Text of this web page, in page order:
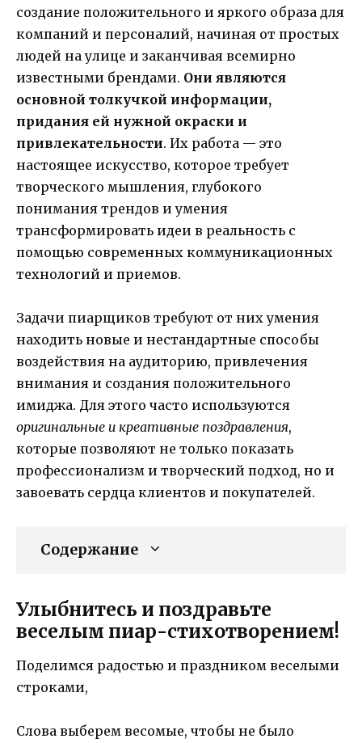
создание положительного и яркого образа для
компаний и персоналий, начиная от простых
людей на улице и заканчивая всемирно
известными брендами. Они являются
основной толкучкой информации,
придания ей нужной окраски и
привлекательности. Их работа — это
настоящее искусство, которое требует
творческого мышления, глубокого
понимания трендов и умения
трансформировать идеи в реальность с
помощью современных коммуникационных
технологий и приемов.
Задачи пиарщиков требуют от них умения
находить новые и нестандартные способы
воздействия на аудиторию, привлечения
внимания и создания положительного
имиджа. Для этого часто используются
оригинальные и креативные поздравления,
которые позволяют не только показать
профессионализм и творческий подход, но и
завоевать сердца клиентов и покупателей.
Содержание
Улыбнитесь и поздравьте
веселым пиар-стихотворением!
Поделимся радостью и праздником веселыми
строками,
Слова выберем весомые, чтобы не было